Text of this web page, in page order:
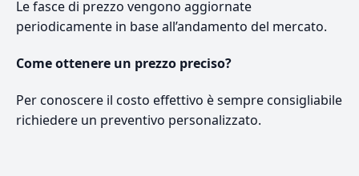
Le fasce di prezzo vengono aggiornate
periodicamente in base all’andamento del mercato.
Come ottenere un prezzo preciso?
Per conoscere il costo effettivo è sempre consigliabile
richiedere un preventivo personalizzato.